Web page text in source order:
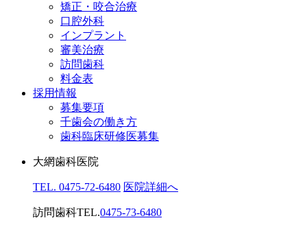
矯正・咬合治療
口腔外科
インプラント
審美治療
訪問歯科
料金表
採用情報
募集要項
千歯会の働き方
歯科臨床研修医募集
大網歯科医院
TEL. 0475-72-6480 医院詳細へ
訪問歯科TEL.0475-73-6480